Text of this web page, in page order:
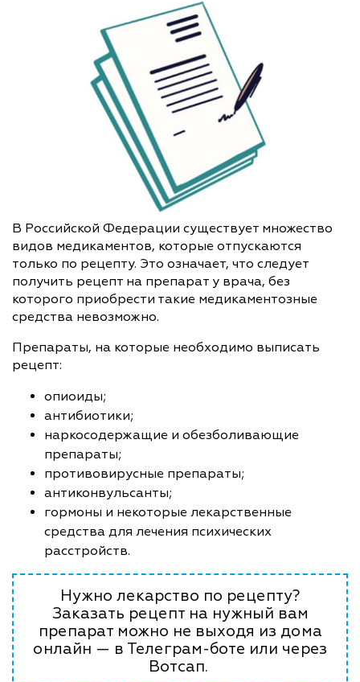
В Российской Федерации существует множество
видов медикаментов, которые отпускаются
только по рецепту. Это означает, что следует
получить рецепт на препарат у врача, без
которого приобрести такие медикаментозные
средства невозможно.
Препараты, на которые необходимо выписать
рецепт:
опиоиды;
антибиотики;
наркосодержащие и обезболивающие
препараты;
противовирусные препараты;
антиконвульсанты;
гормоны и некоторые лекарственные
средства для лечения психических
расстройств.
Нужно лекарство по рецепту?
Заказать рецепт на нужный вам
препарат можно не выходя из дома
онлайн — в Телеграм-боте или через
Вотсап.